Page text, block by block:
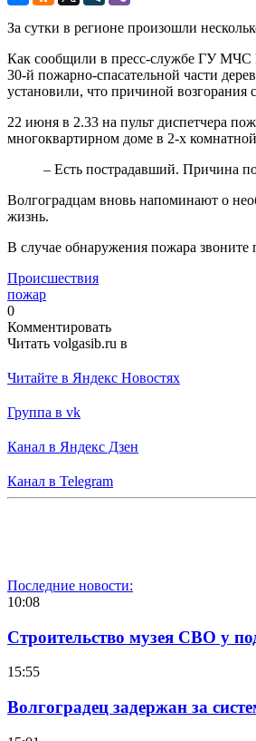
За сутки в регионе произошли
Как сообщили в пресс-службе ГУ МЧС
30-й пожарно-спасательной части
установили, что причиной возгорания
22 июня в 2.33 на пульт диспетчера
многоквартирном доме в 2-х
– Есть пострадавший. Причина
Волгоградцам вновь напоминают о
жизнь.
В случае обнаружения пожара звоните
Происшествия
пожар
0
Комментировать
Читать volgasib.ru в
Читайте в Яндекс Новостях
Группа в vk
Канал в Яндекс Дзен
Канал в Telegram
Последние новости:
10:08
Строительство музея СВО у
15:55
Волгоградец задержан за